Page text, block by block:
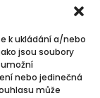
k ukládání a/nebo
jsou soubory
nebo jedinečná
může